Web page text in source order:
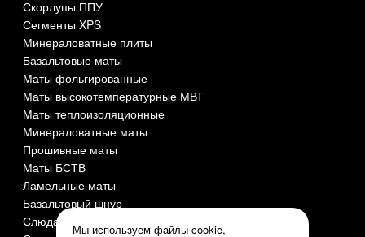
Скорлупы ППУ
Сегменты XPS
Минераловатные плиты
Базальтовые маты
Маты фольгированные
Маты высокотемпературные МВТ
Маты теплоизоляционные
Минераловатные маты
Прошивные маты
Маты БСТВ
Ламельные маты
Базальтовый шнур
Слюда СМОГ
Мы используем файлы cookie,